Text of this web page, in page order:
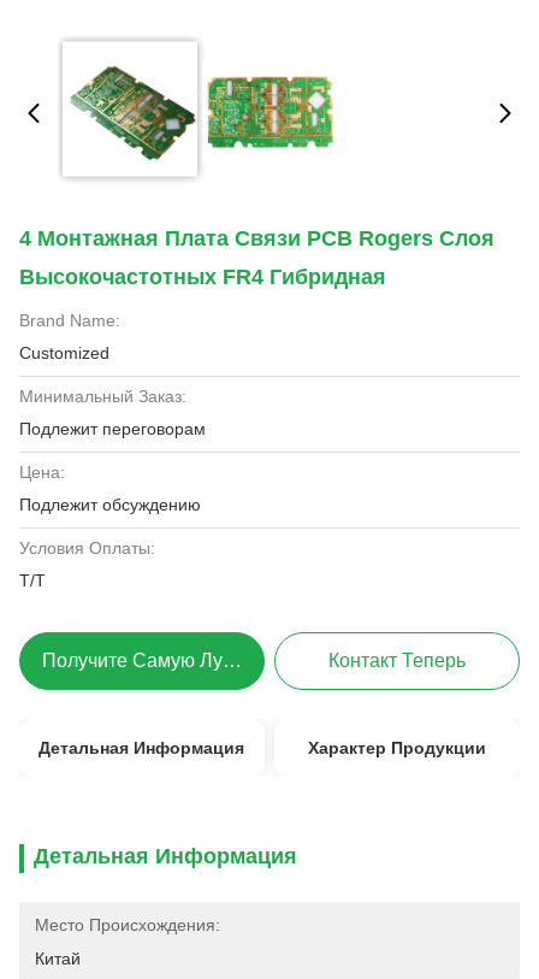
4 Монтажная Плата Связи PCB Rogers Слоя
Высокочастотных FR4 Гибридная
Brand Name:
Customized
Минимальный Заказ:
Подлежит переговорам
Цена:
Подлежит обсуждению
Условия Оплаты:
T/T
Получите Самую Лучшую Цену Контакт Теперь
Детальная Информация Характер Продукции
Детальная Информация
Место Происхождения:
Китай